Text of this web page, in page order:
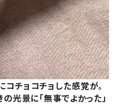
コチョコチョした感覚が。
の光景に「無事でよかった」